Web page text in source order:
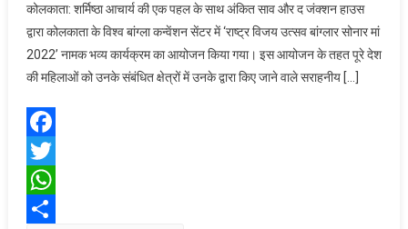
का
अमृत
महोत्सव
पर
कोलकाता: शर्मिष्ठा आचार्य की एक पहल के साथ अंकित साव और द जंक्शन हाउस
द्वारा कोलकाता के विश्व बांग्ला कन्वेंशन सेंटर में ‘राष्ट्र विजय उत्सव बांग्लार सोनार मां
2022’ नामक भव्य कार्यक्रम का आयोजन किया गया। इस आयोजन के तहत पूरे देश
की महिलाओं को उनके संबंधित क्षेत्रों में उनके द्वारा किए जाने वाले सराहनीय […]
Facebook
Twitter
WhatsApp